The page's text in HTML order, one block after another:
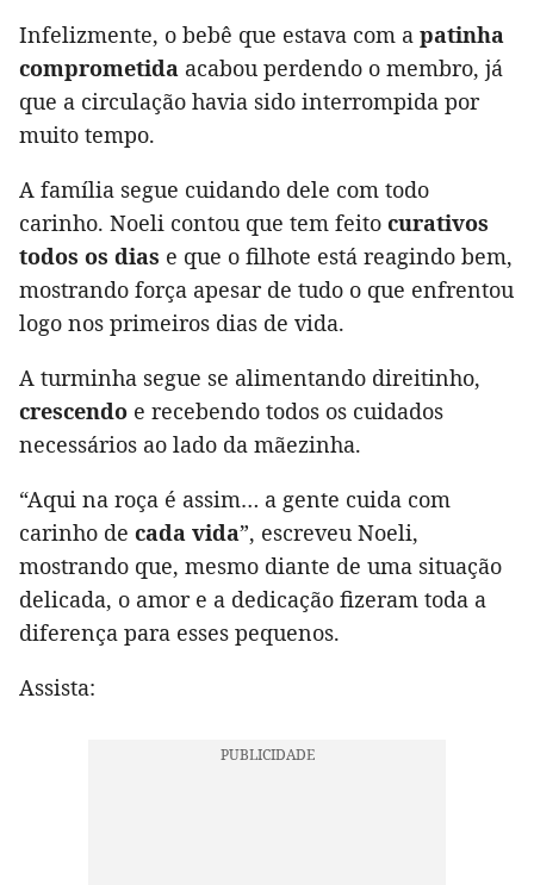
Infelizmente, o bebê que estava com a patinha
comprometida acabou perdendo o membro, já
que a circulação havia sido interrompida por
muito tempo.
A família segue cuidando dele com todo
carinho. Noeli contou que tem feito curativos
todos os dias e que o filhote está reagindo bem,
mostrando força apesar de tudo o que enfrentou
logo nos primeiros dias de vida.
A turminha segue se alimentando direitinho,
crescendo e recebendo todos os cuidados
necessários ao lado da mãezinha.
“Aqui na roça é assim… a gente cuida com
carinho de cada vida”, escreveu Noeli,
mostrando que, mesmo diante de uma situação
delicada, o amor e a dedicação fizeram toda a
diferença para esses pequenos.
Assista: